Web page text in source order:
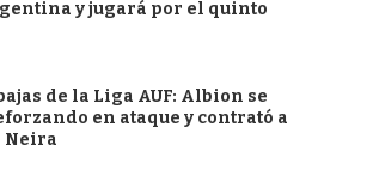
y jugará por el quinto
de la Liga AUF: Albion se
en ataque y contrató a
Neira